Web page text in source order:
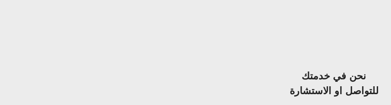
نحن في خدمتك
للتواصل او الاستشارة